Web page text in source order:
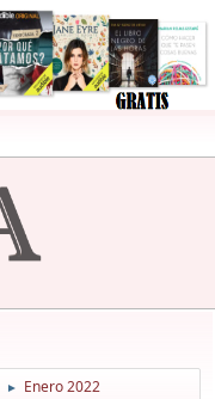
► Enero 2022